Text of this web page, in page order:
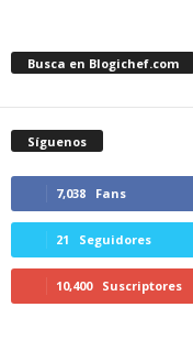
Busca en Blogichef.com
Síguenos
7,038 Fans
21 Seguidores
10,400 Suscriptores